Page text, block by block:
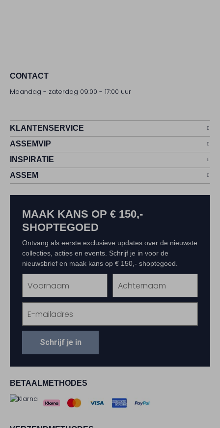
CONTACT
Maandag - zaterdag 09:00 - 17:00 uur
KLANTENSERVICE
ASSEMVIP
INSPIRATIE
ASSEM
BETAALMETHODES
MAAK KANS OP € 150,-
SHOPTEGOED
Ontvang als eerste exclusieve updates over de nieuwste
collecties, acties en events. Schrijf je in voor de
nieuwsbrief en maak kans op € 150,- shoptegoed.
Schrijf je in